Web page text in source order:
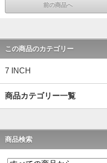
前の商品へ
この商品のカテゴリー
7 INCH
商品カテゴリー一覧
商品検索